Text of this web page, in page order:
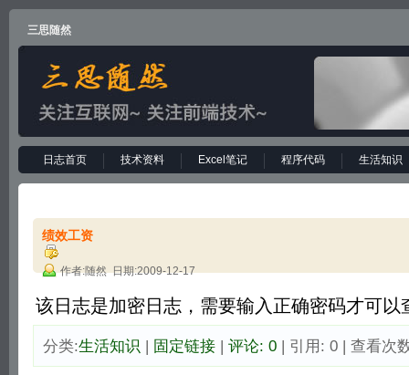
三思随然
日志首页 技术资料 Excel笔记 程序代码 生活知识
绩效工资
作者:随然 日期:2009-12-17
该日志是加密日志，需要输入正确密码才可以
分类:生活知识 | 固定链接| 评论: 0| 引用: 0 | 查看次